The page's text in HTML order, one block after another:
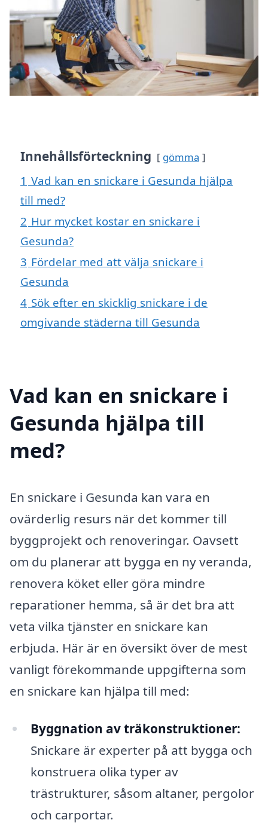
Innehållsförteckning gömma
1 Vad kan en snickare i Gesunda hjälpa
till med?
2 Hur mycket kostar en snickare i
Gesunda?
3 Fördelar med att välja snickare i
Gesunda
4 Sök efter en skicklig snickare i de
omgivande städerna till Gesunda
Vad kan en snickare i
Gesunda hjälpa till
med?
En snickare i Gesunda kan vara en
ovärderlig resurs när det kommer till
byggprojekt och renoveringar. Oavsett
om du planerar att bygga en ny veranda,
renovera köket eller göra mindre
reparationer hemma, så är det bra att
veta vilka tjänster en snickare kan
erbjuda. Här är en översikt över de mest
vanligt förekommande uppgifterna som
en snickare kan hjälpa till med:
Byggnation av träkonstruktioner:
Snickare är experter på att bygga och
konstruera olika typer av
trästrukturer, såsom altaner, pergolor
och carportar.